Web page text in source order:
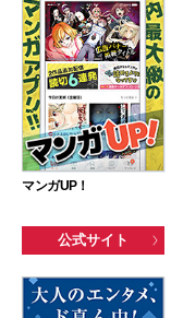
マンガUP！
公式サイト